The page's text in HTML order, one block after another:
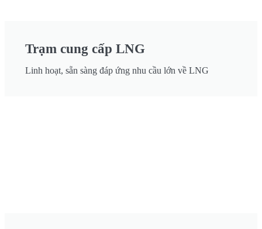
Trạm cung cấp LNG
Linh hoạt, sẵn sàng đáp ứng nhu cầu lớn về LNG